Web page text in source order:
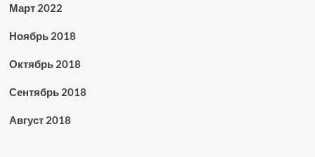
Март 2022
Ноябрь 2018
Октябрь 2018
Сентябрь 2018
Август 2018